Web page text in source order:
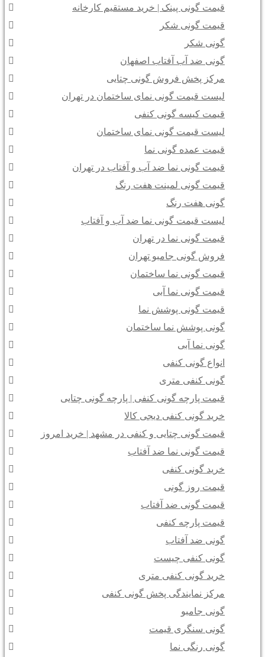
قیمت گونی پینک | خرید مستقیم کارخانه
قیمت گونی شکر
گونی شکر
گونی ضد آب آفتاب اصفهان
مرکز پخش فروش گونی چتایی
لیست قیمت گونی نمای ساختمان در تهران
قیمت کیسه گونی کنفی
لیست قیمت گونی نمای ساختمان
قیمت عمده گونی نما
قیمت گونی نما ضد آب و آفتاب در تهران
قیمت گونی لمینت هفت رنگ
گونی هفت رنگ
لیست قیمت گونی نما ضد آب و آفتاب
قیمت گونی نما در تهران
فروش گونی جامبو تهران
قیمت گونی نما ساختمان
قیمت گونی نما آبی
قیمت گونی پوشش نما
گونی پوشش نما ساختمان
گونی نما آبی
انواع گونی کنفی
گونی کنفی متری
قیمت پارچه گونی کنفی | پارچه گونی چتایی
خرید گونی کنفی دیجی کالا
قیمت گونی چتایی و کنفی در مشهد | خرید امروز
قیمت گونی نما ضد آفتاب
خرید گونی کنفی
قیمت روز گونی
قیمت گونی ضد آفتاب
قیمت پارچه کنفی
گونی ضد آفتاب
گونی کنفی چیست
خرید گونی کنفی متری
مرکز نمایندگی پخش گونی کنفی
گونی جامبو
گونی سنگری قیمت
گونی رنگی نما